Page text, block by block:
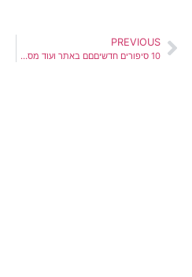
PREVIOUS
10 סיפורים חדשיםםם באתר ועוד מספר עדכונים מעודכן לתאריך א’ (ר”ח) אייר תשפ”א